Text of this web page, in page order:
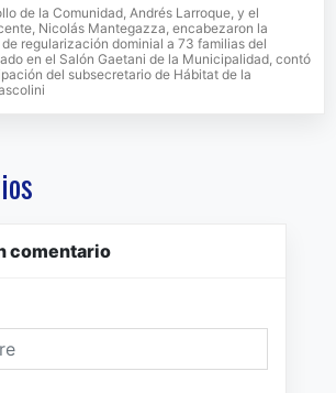
de la Comunidad, Andrés Larroque, y el
Nicolás Mantegazza, encabezaron la
regularización dominial a 73 familias del
en el Salón Gaetani de la Municipalidad, contó
del subsecretario de Hábitat de la
comentario